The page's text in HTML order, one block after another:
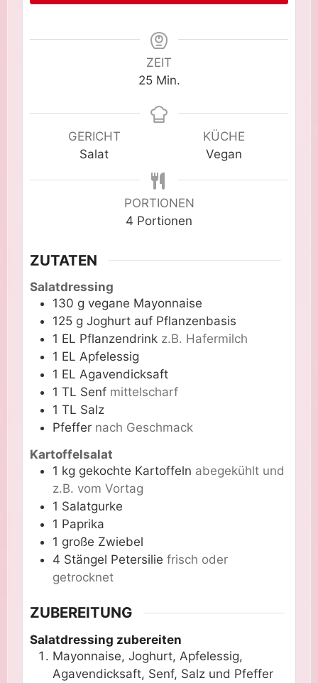
ZEIT
25Minuten
Min.
GERICHT
Salat
KÜCHE
Vegan
PORTIONEN
4 Portionen
ZUTATEN
Salatdressing
130 g vegane Mayonnaise
125 g Joghurt auf Pflanzenbasis
1 EL Pflanzendrink z.B. Hafermilch
1 EL Apfelessig
1 EL Agavendicksaft
1 TL Senf mittelscharf
1 TL Salz
Pfeffer nach Geschmack
Kartoffelsalat
1 kg gekochte Kartoffeln abegekühlt und
z.B. vom Vortag
1 Salatgurke
1 Paprika
1 große Zwiebel
4 Stängel Petersilie frisch oder
getrocknet
ZUBEREITUNG
Salatdressing zubereiten
Mayonnaise, Joghurt, Apfelessig,
Agavendicksaft, Senf, Salz und Pfeffer